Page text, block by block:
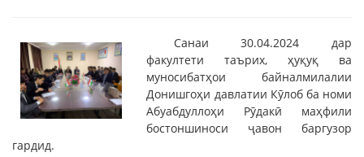
Санаи 30.04.2024 дар
факултети таърих, ҳуқуқ ва
муносибатҳои байналмилалии
Донишгоҳи давлатии Кӯлоб ба номи
Абуабдуллоҳи Рӯдакӣ маҳфили
бостоншиноси ҷавон баргузор
гардид.